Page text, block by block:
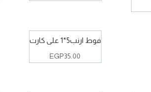
فوط ارنب5*1 على كارت
EGP35.00